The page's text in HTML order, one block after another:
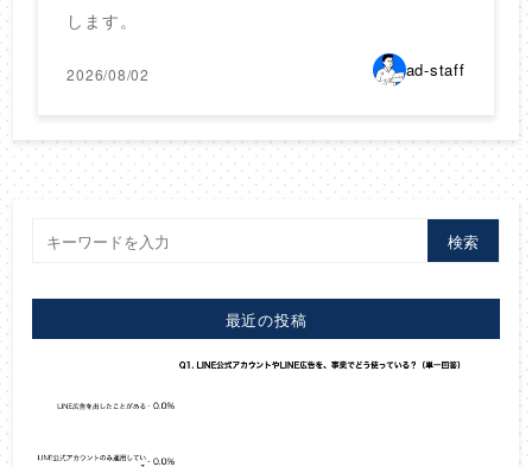
します。
2026/08/02 ad-staff
検索
最近の投稿